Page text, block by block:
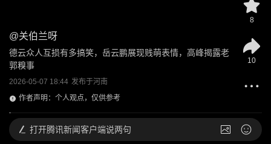
@关伯兰呀
德云众人互损有多搞笑，岳云鹏展现贱萌表情，高峰揭露老
郭糗事
2026-05-07 18:44 发布于河南
作者声明：个人观点，仅供参考
8
10
打开腾讯新闻客户端说两句